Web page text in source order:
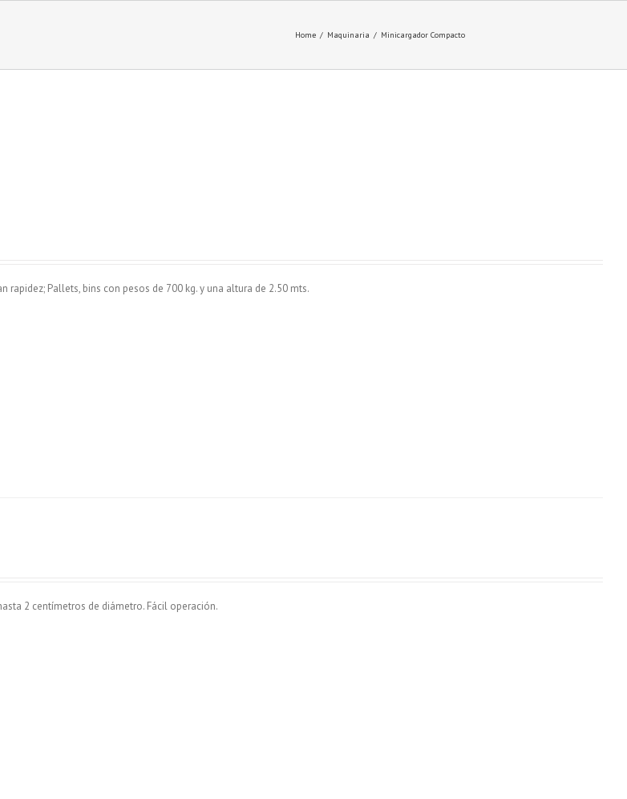
Home / Maquinaria / Minicargador Compacto
rapidez; Pallets, bins con pesos de 700 kg. y una altura de 2.50 mts.
2 centímetros de diámetro. Fácil operación.